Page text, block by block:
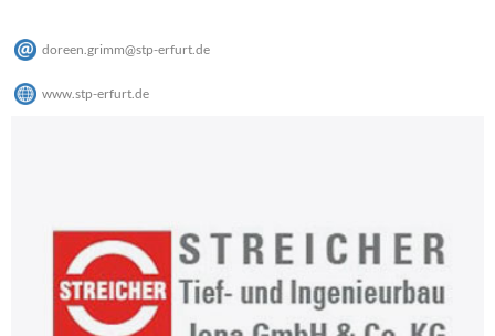
doreen.grimm@stp-erfurt de
www.stp-erfurt.de